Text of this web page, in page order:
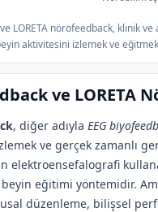
LORETA nörofeedback, klinik ve
aktivitesini izlemek ve eğitmek
ve LORETA
, diğer adıyla EEG
ve gerçek zamanlı
elektroensefalografi
eğitimi yöntemidir.
düzenleme, bilişsel